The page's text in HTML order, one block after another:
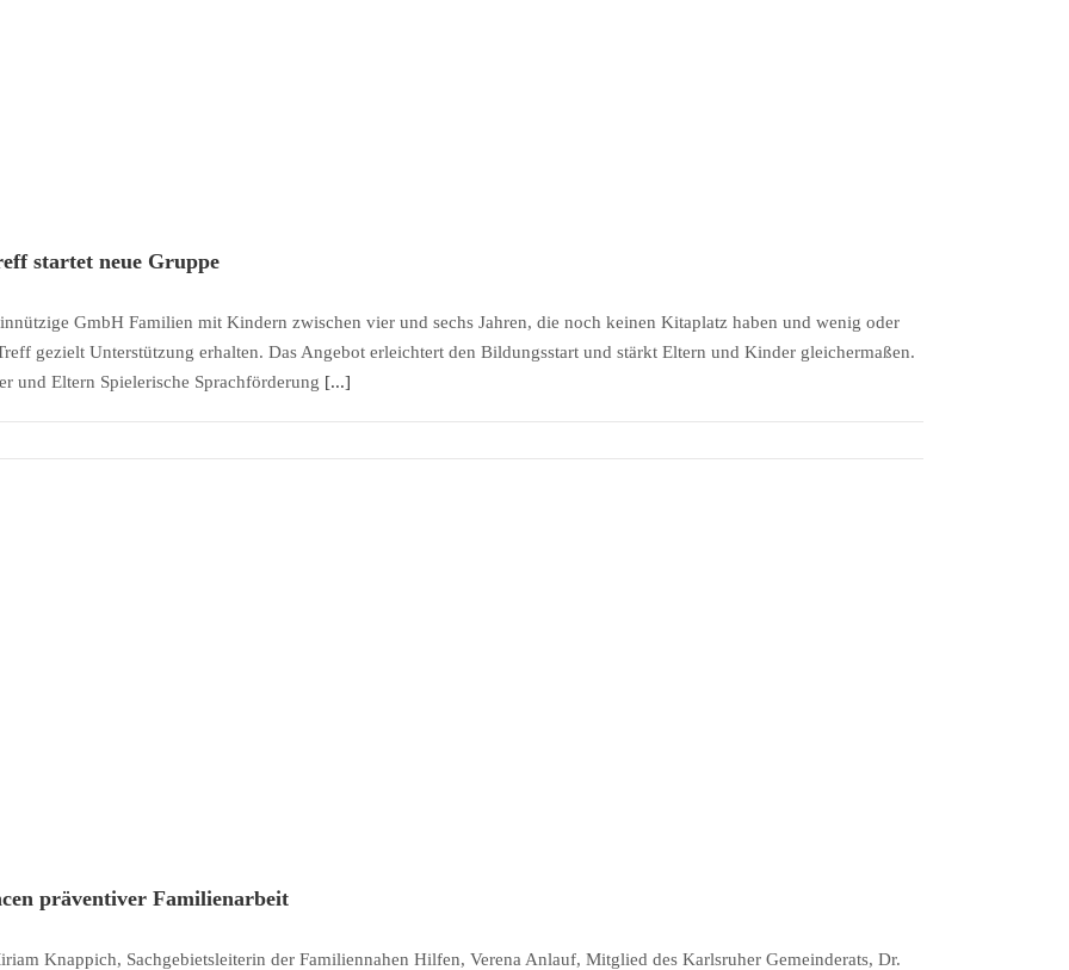
startet neue Gruppe
GmbH Familien mit Kindern zwischen vier und sechs Jahren, die noch keinen Kitaplatz haben und wenig oder
gezielt Unterstützung erhalten. Das Angebot erleichtert den Bildungsstart und stärkt Eltern und Kinder gleichermaßen.
und Eltern Spielerische Sprachförderung [...]
präventiver Familienarbeit
Knappich, Sachgebietsleiterin der Familiennahen Hilfen, Verena Anlauf, Mitglied des Karlsruher Gemeinderats, Dr.